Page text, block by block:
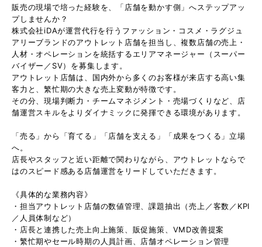
販売の現場で培った経験を、「店舗を動かす側」へステップアッ
プしませんか？
株式会社iDAが運営代行を行うファッション・コスメ・ラグジュ
アリーブランドのアウトレット店舗を担当し、複数店舗の売上・
人材・オペレーションを統括するエリアマネージャー（スーパー
バイザー／SV）を募集します。
アウトレット店舗は、国内外から多くのお客様が来店する高い集
客力と、繁忙期の大きな売上変動が特徴です。
その分、現場判断力・チームマネジメント・売場づくりなど、店
舗運営スキルをよりダイナミックに発揮できる環境があります。
「売る」から「育てる」「店舗を支える」「成果をつくる」立場
へ。
店長やスタッフと近い距離で関わりながら、アウトレットならで
はのスピード感ある店舗運営をリードしていただきます。
《具体的な業務内容》
・担当アウトレット店舗の数値管理、課題抽出（売上／客数／KPI
／人員体制など）
・店長と連携した売上向上施策、販促施策、VMD改善提案
・繁忙期やセール時期の人員計画、店舗オペレーション管理